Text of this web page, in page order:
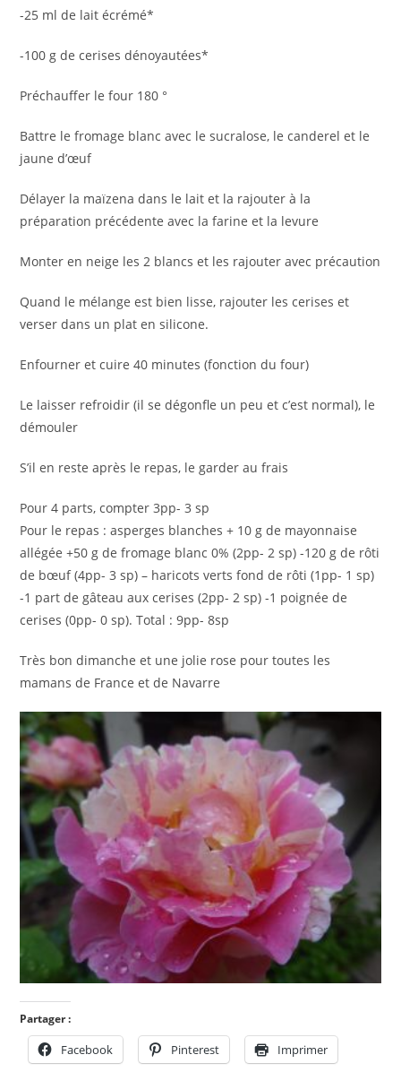
-25 ml de lait écrémé*
-100 g de cerises dénoyautées*
Préchauffer le four 180 °
Battre le fromage blanc avec le sucralose, le canderel et le
jaune d’œuf
Délayer la maïzena dans le lait et la rajouter à la
préparation précédente avec la farine et la levure
Monter en neige les 2 blancs et les rajouter avec précaution
Quand le mélange est bien lisse, rajouter les cerises et
verser dans un plat en silicone.
Enfourner et cuire 40 minutes (fonction du four)
Le laisser refroidir (il se dégonfle un peu et c’est normal), le
démouler
S’il en reste après le repas, le garder au frais
Pour 4 parts, compter 3pp- 3 sp
Pour le repas : asperges blanches + 10 g de mayonnaise
allégée +50 g de fromage blanc 0% (2pp- 2 sp) -120 g de rôti
de bœuf (4pp- 3 sp) – haricots verts fond de rôti (1pp- 1 sp)
-1 part de gâteau aux cerises (2pp- 2 sp) -1 poignée de
cerises (0pp- 0 sp). Total : 9pp- 8sp
Très bon dimanche et une jolie rose pour toutes les
mamans de France et de Navarre
Partager :
Facebook Pinterest Imprimer